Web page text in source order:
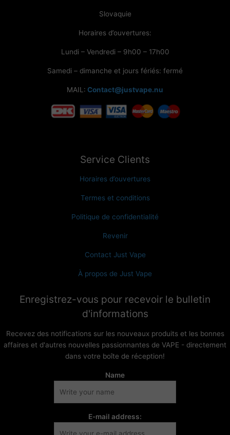
Slovaquie
Horaires d’ouvertures:
Lundi – Vendredi – 9h00 – 17h00
Samedi – dimanche et jours fériés: fermé
MAIL: Contact@justvape.nu
Service Clients
Horaires d’ouvertures
Termes et conditions
Politique de confidentialité
Revenir
Contact Just Vape
À propos de Just Vape
Enregistrez-vous pour recevoir le bulletin
d'informations
Recevez des notifications sur les nouveaux produits et les bonnes
affaires et d'autres nouvelles passionnantes de VAPE - directement
dans votre boîte de réception!
Name
E-mail address: